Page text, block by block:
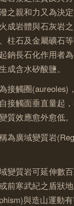
之親和力又為決
成岩體與石灰岩
柱石及金屬礦石
鈉長石化作用者
成含水矽酸鹽。
接觸圈(aureoles)
接觸面垂直量起
質效應愈外愈低。
域變質岩
變質岩可延伸數
前寒武紀之盾狀
與造山運動